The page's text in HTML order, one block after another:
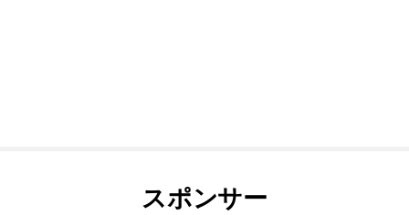
スポンサー